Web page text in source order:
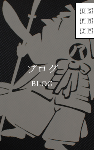
ブログ
BLOG